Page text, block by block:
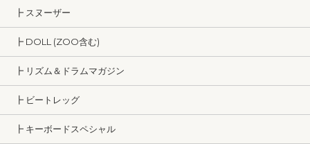
┣ スヌーザー
┣ DOLL (ZOO含む)
┣ リズム＆ドラムマガジン
┣ ビートレッグ
┣ キーボードスペシャル